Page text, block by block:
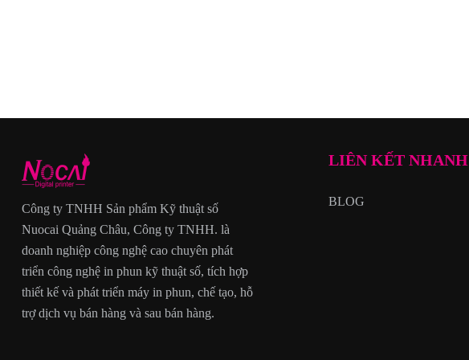
Công ty TNHH Sản phẩm Kỹ thuật số
Nuocai Quảng Châu, Công ty TNHH. là
doanh nghiệp công nghệ cao chuyên phát
triển công nghệ in phun kỹ thuật số, tích hợp
thiết kế và phát triển máy in phun, chế tạo, hỗ
trợ dịch vụ bán hàng và sau bán hàng.
LIÊN KẾT NHANH
BLOG